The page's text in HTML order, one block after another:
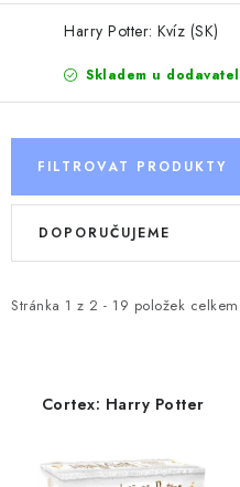
Deskoherní kluby, DDM,
Kalendář akcí Bohemian Games
Provizní systém
Harry Potter: Kvíz (SK)
Skladem u
FILTROVAT PRODUKTY
V
i
Stránka 1 z 2 - 19 položek celkem
Ř
e
DOPORUČUJEME
Cortex: Harry Potter